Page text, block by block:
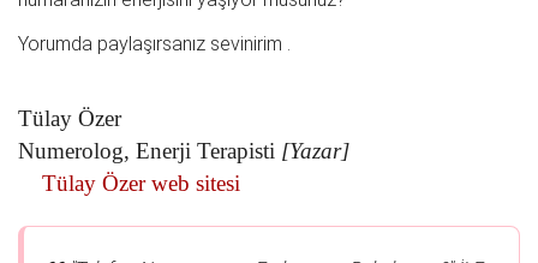
Yorumda paylaşırsanız sevinirim .
Tülay Özer
Numerolog, Enerji Terapisti [Yazar]
Tülay Özer web sitesi